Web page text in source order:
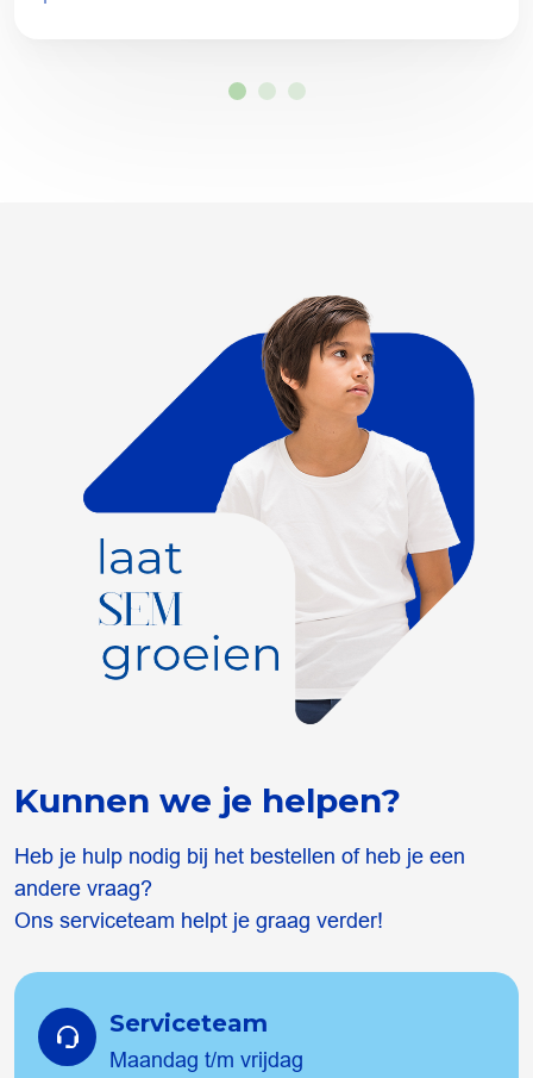
Kunnen we je helpen?
Heb je hulp nodig bij het bestellen of heb je een
andere vraag?
Ons serviceteam helpt je graag verder!
Serviceteam
Maandag t/m vrijdag